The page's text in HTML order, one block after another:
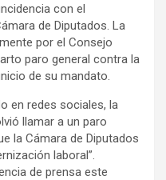
con el
de Diputados. La
por el Consejo
paro general contra la
de su mandato.
en redes sociales, la
llamar a un paro
la Cámara de Diputados
laboral”.
de prensa este